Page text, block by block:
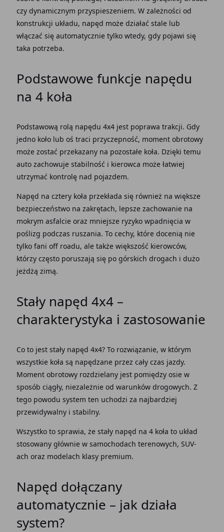
czy dynamicznym przyspieszeniem. W zależności od
konstrukcji układu, napęd może działać stale lub
włączać się automatycznie tylko wtedy, gdy pojawi się
taka potrzeba.
Podstawowe funkcje napędu
na 4 koła
Podstawową rolą napędu 4x4 jest poprawa trakcji. Gdy
jedno koło lub oś traci przyczepność, moment obrotowy
może zostać przekazany na pozostałe koła. Dzięki temu
auto zachowuje stabilność i kierowca może łatwiej
utrzymać kontrolę nad pojazdem.
Napęd na cztery koła przekłada się również na większe
bezpieczeństwo na zakrętach, lepsze zachowanie na
mokrym asfalcie oraz mniejsze ryzyko wpadnięcia w
poślizg podczas ruszania. To cechy, które docenią nie
tylko fani off roadu, ale także większość kierowców,
którzy często poruszają się po górskich drogach i dużo
jeżdżą zimą.
Stały napęd 4x4 –
charakterystyka i zastosowanie
Co to jest stały napęd 4x4? To rozwiązanie, w którym
wszystkie koła są napędzane przez cały czas jazdy.
Moment obrotowy rozdzielany jest pomiędzy osie w
sposób ciągły, niezależnie od warunków drogowych. Z
tego powodu system ten uchodzi za najbardziej
przewidywalny i stabilny.
Wszystko to sprawia, żestały napęd na 4 koła to układ
stosowany głównie w samochodach terenowych, SUV-
ach oraz modelach klasy premium.
Napęd dołączany
automatycznie – jak działa
system?